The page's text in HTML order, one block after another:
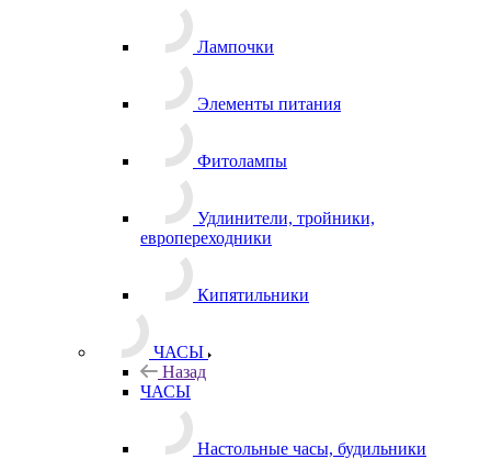
Лампочки
Элементы питания
Фитолампы
Удлинители, тройники,
европереходники
Кипятильники
ЧАСЫ
Назад
ЧАСЫ
Настольные часы, будильники